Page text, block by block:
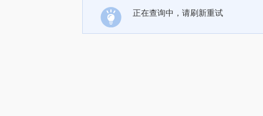
正在查询中，请刷新重试